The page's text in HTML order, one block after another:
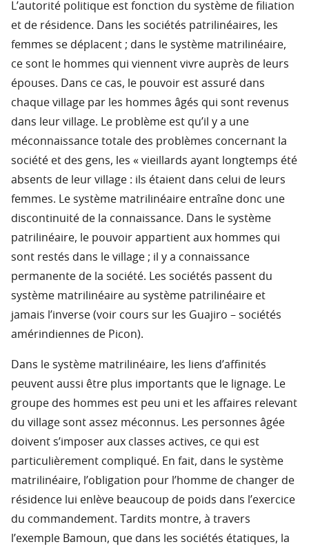
L’autorité politique est fonction du système de filiation
et de résidence. Dans les sociétés patrilinéaires, les
femmes se déplacent ; dans le système matrilinéaire,
ce sont le hommes qui viennent vivre auprès de leurs
épouses. Dans ce cas, le pouvoir est assuré dans
chaque village par les hommes âgés qui sont revenus
dans leur village. Le problème est qu’il y a une
méconnaissance totale des problèmes concernant la
société et des gens, les « vieillards ayant longtemps été
absents de leur village : ils étaient dans celui de leurs
femmes. Le système matrilinéaire entraîne donc une
discontinuité de la connaissance. Dans le système
patrilinéaire, le pouvoir appartient aux hommes qui
sont restés dans le village ; il y a connaissance
permanente de la société. Les sociétés passent du
système matrilinéaire au système patrilinéaire et
jamais l’inverse (voir cours sur les Guajiro – sociétés
amérindiennes de Picon).
Dans le système matrilinéaire, les liens d’affinités
peuvent aussi être plus importants que le lignage. Le
groupe des hommes est peu uni et les affaires relevant
du village sont assez méconnus. Les personnes âgée
doivent s’imposer aux classes actives, ce qui est
particulièrement compliqué. En fait, dans le système
matrilinéaire, l’obligation pour l’homme de changer de
résidence lui enlève beaucoup de poids dans l’exercice
du commandement. Tardits montre, à travers
l’exemple Bamoun, que dans les sociétés étatiques, la